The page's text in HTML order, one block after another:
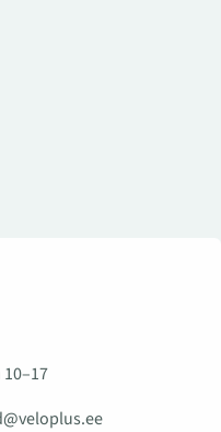
10–17